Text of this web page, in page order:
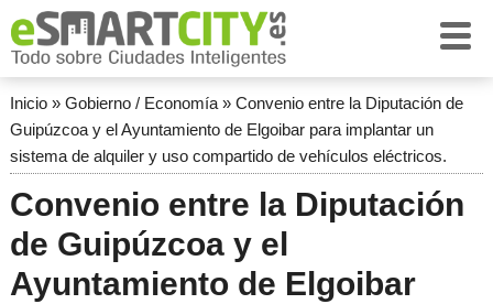
Inicio» Gobierno / Economía» Convenio entre la Diputación de
Guipúzcoa y el Ayuntamiento de Elgoibar para implantar un
sistema de alquiler y uso compartido de vehículos eléctricos.
Convenio entre la Diputación
de Guipúzcoa y el
Ayuntamiento de Elgoibar